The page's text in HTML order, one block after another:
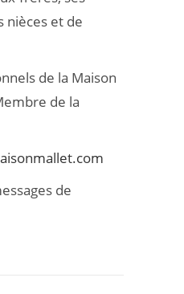
nièces et de
de la Maison
de la
de